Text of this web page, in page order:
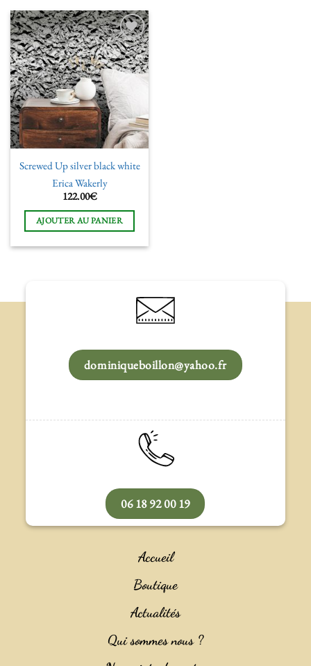
Ajouter
à la liste
de
Screwed Up silver black white
Erica Wakerly
122.00€
AJOUTER AU PANIER
dominiqueboillon@yahoo.fr
06 18 92 00 19
Accueil
Boutique
Actualités
Qui sommes nous ?